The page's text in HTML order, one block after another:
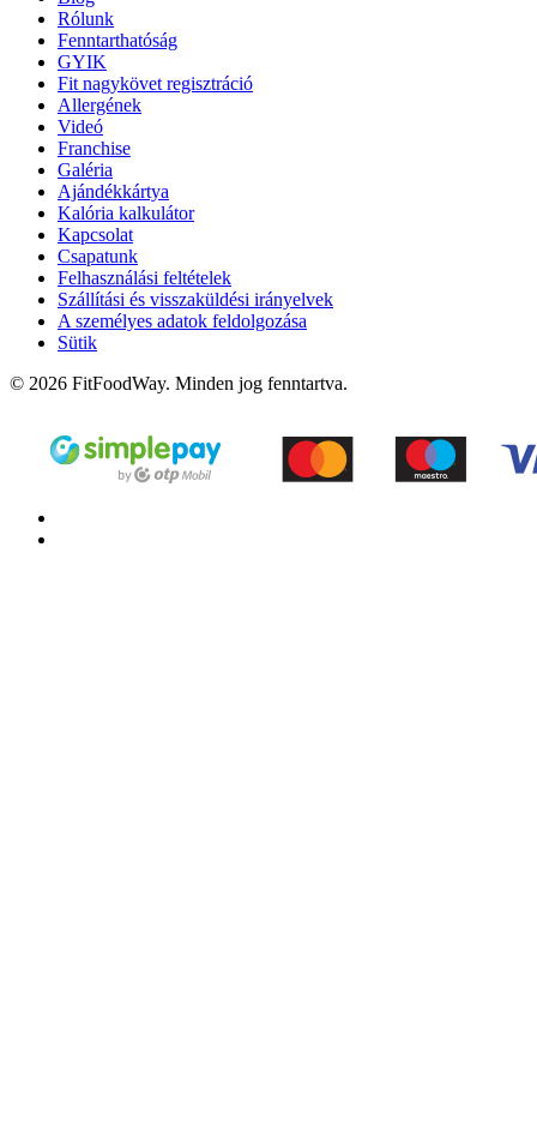
Rólunk
Fenntarthatóság
GYIK
Fit nagykövet regisztráció
Allergének
Videó
Franchise
Galéria
Ajándékkártya
Kalória kalkulátor
Kapcsolat
Csapatunk
Felhasználási feltételek
Szállítási és visszaküldési irányelvek
A személyes adatok feldolgozása
Sütik
© 2026 FitFoodWay. Minden jog fenntartva.